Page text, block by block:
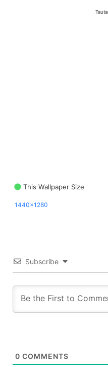
This Wallpaper Size
1440x1280
Subscribe
0 COMMENTS